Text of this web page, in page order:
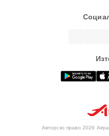
Авторско право 2026